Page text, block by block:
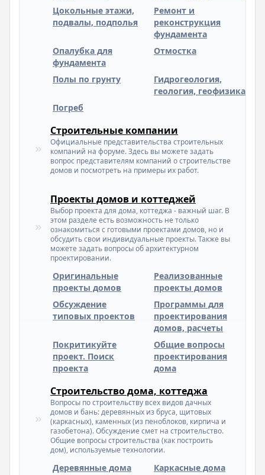
Цокольные этажи,
подвалы, подполья
Ремонт и
реконструкция
фундамента
Опалубка для
фундамента
Отмостка
Полы по грунту
Гидрогеология,
геология, геофизика
Погреб
Строительные компании
Официальные представительства строительных
компаний на форуме. Здесь вы можете задать
вопрос представителям компаний о строительстве
домов и посмотреть на примеры их работ.
Проекты домов и коттеджей
Выбор проекта для дома, коттеджа - важный шаг. В
этом разделе есть возможность не только
ознакомиться с готовыми проектами домов, но и
обсудить свои индивидуальные проекты. Также вы
можете задать вопросы об архитектурном
проектировании.
Оригинальные
проекты домов
Реализованные
проекты домов
Обсуждение
типовых проектов
Программы для
проектирования
домов, расчеты
Покритикуйте
проект. Поиск
проекта
Общие вопросы
проектирования
дома
Строительство дома, коттеджа
Вопросы по строительству всех видов дачных
домов и бань: деревянных из бруса, щитовых
(каркасных), каменных (из пеноблоков, кирпича и
газобетона). Обсуждение смет на строительство.
Общие вопросы строительства (как построить
дом), используемые технологии.
Деревянные дома
Каркасные дома